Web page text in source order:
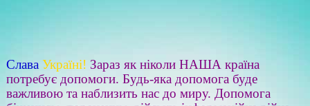
Слава Україні! Зараз як ніколи НАША країна
потребує допомоги. Будь-яка допомога буде
важливою та наблизить нас до миру. Допомога